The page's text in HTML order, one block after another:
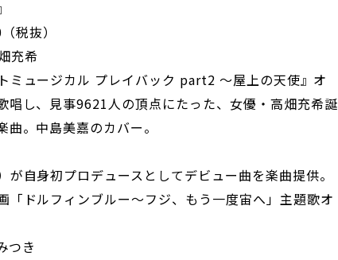
税抜）
充希
ミュージカル プレイバック part2 ～屋上の天使』オ
唱し、見事9621人の頂点にたった、女優・高畑充希誕
。中島美嘉のカバー。
が自身初プロデュースとしてデビュー曲を楽曲提供。
「ドルフィンブルー～フジ、もう一度宙へ」主題歌オ
つき